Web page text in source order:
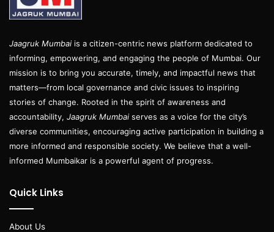
Jaagruk Mumbai is a citizen-centric news platform dedicated to
informing, empowering, and engaging the people of Mumbai. Our
mission is to bring you accurate, timely, and impactful news that
matters—from local governance and civic issues to inspiring
stories of change. Rooted in the spirit of awareness and
accountability, Jaagruk Mumbai serves as a voice for the city’s
diverse communities, encouraging active participation in building a
more informed and responsible society. We believe that a well-
informed Mumbaikar is a powerful agent of progress.
Quick Links
About Us